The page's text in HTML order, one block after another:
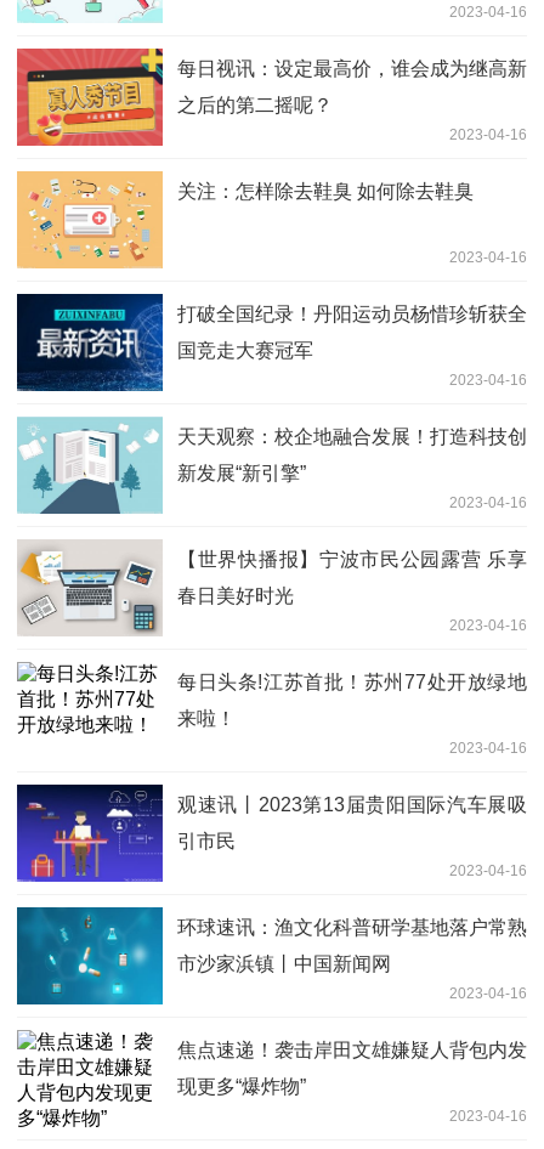
2023-04-16
每日视讯：设定最高价，谁会成为继高新
之后的第二摇呢？
2023-04-16
关注：怎样除去鞋臭 如何除去鞋臭
2023-04-16
打破全国纪录！丹阳运动员杨惜珍斩获全
国竞走大赛冠军
2023-04-16
天天观察：校企地融合发展！打造科技创
新发展“新引擎”
2023-04-16
【世界快播报】宁波市民公园露营 乐享
春日美好时光
2023-04-16
每日头条!江苏首批！苏州77处开放绿地
来啦！
2023-04-16
观速讯丨2023第13届贵阳国际汽车展吸
引市民
2023-04-16
环球速讯：渔文化科普研学基地落户常熟
市沙家浜镇丨中国新闻网
2023-04-16
焦点速递！袭击岸田文雄嫌疑人背包内发
现更多“爆炸物”
2023-04-16